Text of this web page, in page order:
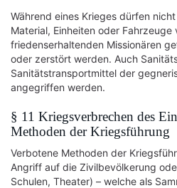
Während eines Krieges dürfen
Material, Einheiten oder
friedenserhaltenden Missionären
oder zerstört werden. Auch
Sanitätstransportmittel der
angegriffen werden.
§ 11 Kriegsverbrechen des
Methoden der Kriegsführung
Verbotene Methoden der
Angriff auf die Zivilbevölkerung
Schulen, Theater) – welche als